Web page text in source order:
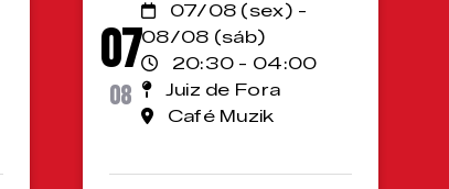
07
08
07/08 (sex) -
08/08 (sáb)
20:30 - 04:00
Juiz de Fora
Café Muzik